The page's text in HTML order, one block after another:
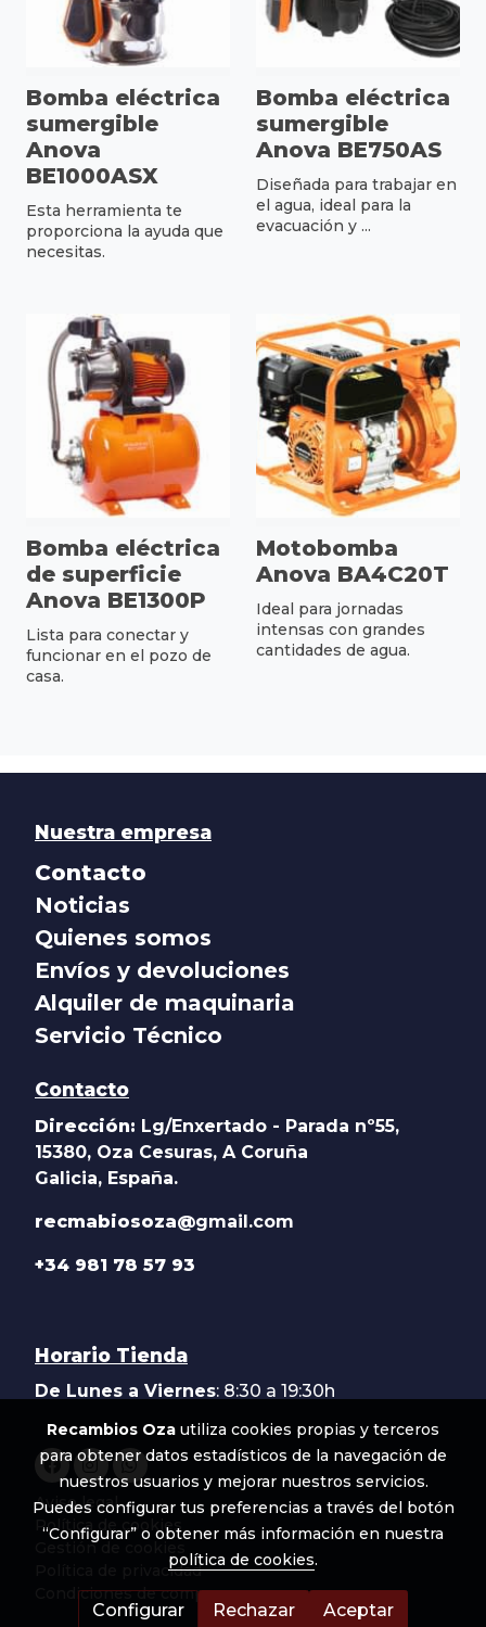
Bomba eléctrica
sumergible
Anova
BE1000ASX
Esta herramienta te
proporciona la ayuda que
necesitas.
Bomba eléctrica
sumergible
Anova BE750AS
Diseñada para trabajar en
el agua, ideal para la
evacuación y ...
Bomba eléctrica
de superficie
Anova BE1300P
Lista para conectar y
funcionar en el pozo de
casa.
Motobomba
Anova BA4C20T
Ideal para jornadas
intensas con grandes
cantidades de agua.
Nuestra empresa
Contacto
Noticias
Quienes somos
Envíos y devoluciones
Alquiler de maquinaria
Servicio Técnico
Contacto
Dirección: Lg/Enxertado - Parada nº55,
15380, Oza Cesuras, A Coruña
Galicia, España.
recmabiosoza@gmail.com
+34 981 78 57 93
Horario Tienda
De Lunes a Viernes: 8:30 a 19:30h
Aviso legal
Política de cookies
Gestión de cookies
Política de privacidad
Condiciones de compra
Recambios Oza utiliza cookies propias y terceros
para obtener datos estadísticos de la navegación de
nuestros usuarios y mejorar nuestros servicios.
Puedes configurar tus preferencias a través del botón
“Configurar” o obtener más información en nuestra
política de cookies.
Configurar Rechazar Aceptar